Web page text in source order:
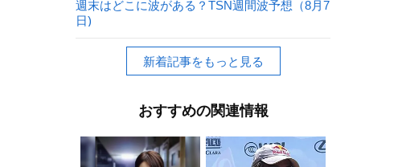
週末はどこに波がある？TSN週間波予想（8月7
日)
新着記事をもっと見る
おすすめの関連情報